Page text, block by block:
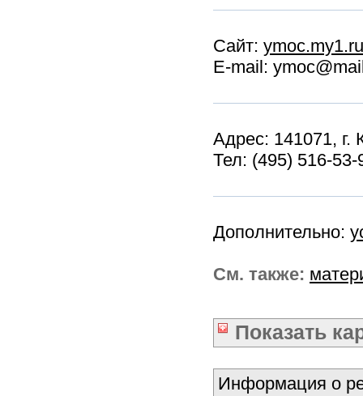
Сайт: ymoc.my1.ru
E-mail:
Адрес: 141071,
Тел: (495) 516-
Дополнительно:
См. также:
Показать
Информация о